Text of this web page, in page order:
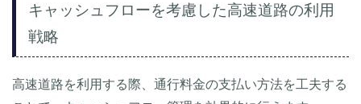
キャッシュフローを考慮した高速道路の利用
戦略
高速道路を利用する際、通行料金の支払い方法を工夫する